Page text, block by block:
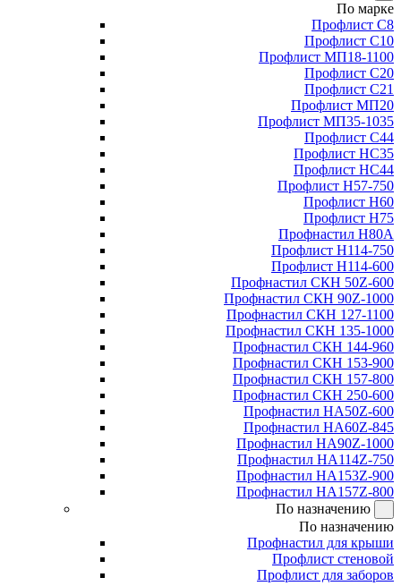
По марке
Профлист С8
Профлист С10
Профлист МП18-1100
Профлист С20
Профлист С21
Профлист МП20
Профлист МП35-1035
Профлист С44
Профлист НС35
Профлист НС44
Профлист Н57-750
Профлист Н60
Профлист Н75
Профнастил Н80А
Профлист Н114-750
Профлист Н114-600
Профнастил СКН 50Z-600
Профнастил СКН 90Z-1000
Профнастил СКН 127-1100
Профнастил СКН 135-1000
Профнастил СКН 144-960
Профнастил СКН 153-900
Профнастил СКН 157-800
Профнастил СКН 250-600
Профнастил НА50Z-600
Профнастил НА60Z-845
Профнастил НА90Z-1000
Профнастил НА114Z-750
Профнастил НА153Z-900
Профнастил НА157Z-800
По назначению
По назначению
Профнастил для крыши
Профлист стеновой
Профлист для заборов